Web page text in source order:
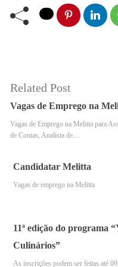
arábica. Aliás,
por sua qualidade
moldou as dinâmicas
definir o Brasil nos
Related Post
Vagas de Emprego na
Vagas de Emprego na Melitta para
de Contas, Analista de…
Candidatar Melitta
Vagas de emprego na Melitta
11ª edição do programa
Culinários”
As inscrições podem ser feitas até